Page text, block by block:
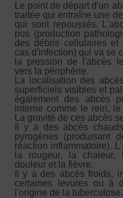
Le point de départ d'un
traitée qui entraîne une
qui sont repoussés.
pus (production
des débris cellulaires et
cas d'infection) qui va se
la pression de l'abcès
vers la périphérie.
La localisation des
superficiels visibles et
également des abcès
interne comme le rein,
La gravité de ces abcès
Il y a des abcès
pyrogènes (produisant
réaction inflammatoire).
la rougeur, la chaleur,
douleur et la fièvre.
Il y a des abcès froids,
certaines levures ou à
l'origine de la tuberculose.